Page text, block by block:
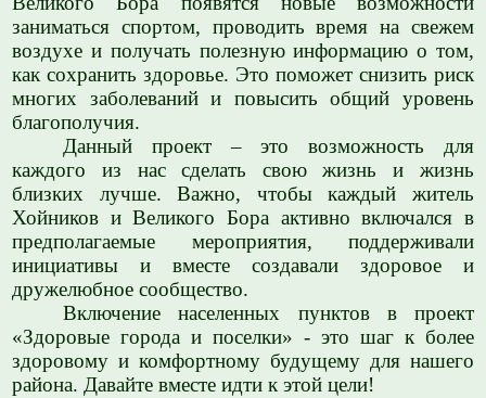
заниматься спортом, проводить время на свежем
воздухе и получать полезную информацию о том,
как сохранить здоровье. Это поможет снизить риск
многих заболеваний и повысить общий уровень
благополучия.
Данный проект – это возможность для
каждого из нас сделать свою жизнь и жизнь
близких лучше. Важно, чтобы каждый житель
Хойников и Великого Бора активно включался в
предполагаемые мероприятия, поддерживали
инициативы и вместе создавали здоровое и
дружелюбное сообщество.
Включение населенных пунктов в проект
«Здоровые города и поселки» - это шаг к более
здоровому и комфортному будущему для нашего
района. Давайте вместе идти к этой цели!